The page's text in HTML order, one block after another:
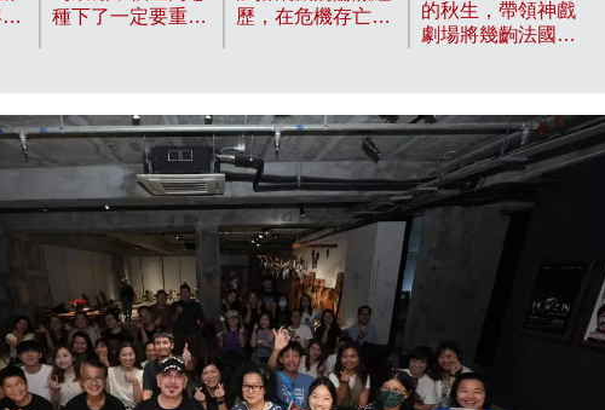
種下了一定要重返
入讀香港演藝學
院，更以最傑出學
員的身份畢業
歷，在危機存亡之
四正，希望可以有
尊嚴地面對死亡。
的秋生，帶領神戲
劇場將幾齣法國當
到香港舞台，翻譯
成廣東話版本給香
港觀眾欣賞。